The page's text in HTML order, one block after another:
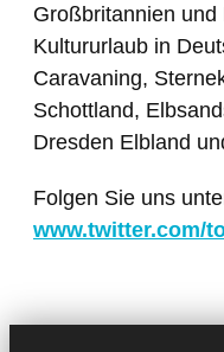
Großbritannien und
Kultururlaub in
Caravaning,
Schottland,
Dresden Elbland
Folgen Sie uns
www.twitter.com/